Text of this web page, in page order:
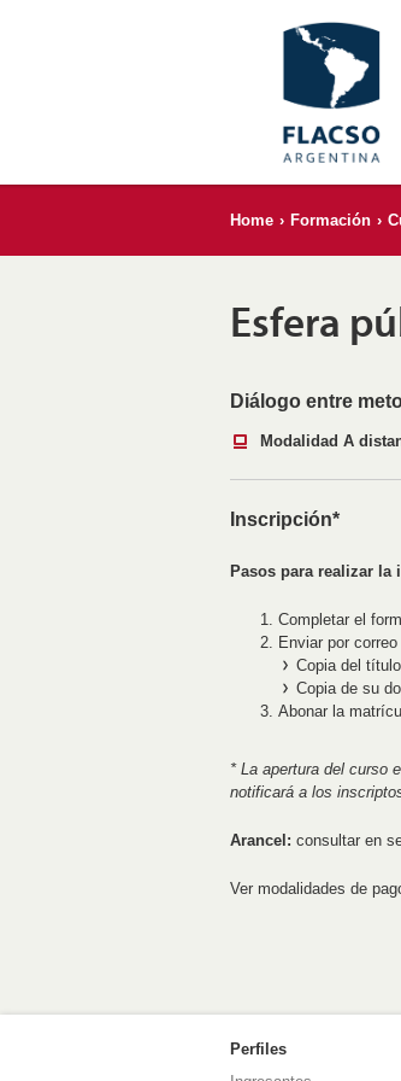
Home › Formación ›
Esfera
Diálogo entre
Modalidad A
Inscripción*
Pasos para realizar la
Completar el
Enviar por
Copia del
Copia de su
Abonar la
* La apertura del curso
notificará a los
Arancel: consultar en
Ver modalidades de
Perfiles